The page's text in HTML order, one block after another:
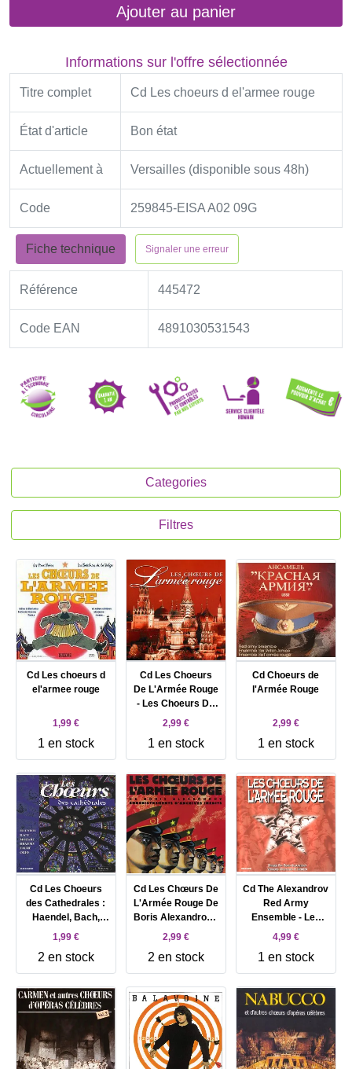
Ajouter au panier
Informations sur l'offre sélectionnée
Titre complet Cd Les choeurs d el'armee rouge
État d'article Bon état
Actuellement à Versailles (disponible sous 48h)
Code 259845-EISA A02 09G
Fiche technique Signaler une erreur
Référence 445472
Code EAN 4891030531543
Categories
Filtres
Cd Les choeurs d
el'armee rouge
1,99 €
1 en stock
Cd Les Choeurs
De L'Armée Rouge
- Les Choeurs De
L'Armée Rouge
2,99 €
1 en stock
Cd Choeurs de
l'Armée Rouge
2,99 €
1 en stock
Cd Les Choeurs
des Cathedrales :
Haendel, Bach,
Mozart, Brahms,
1,99 €
2 en stock
Cd Les Chœurs De
L'Armée Rouge De
Boris Alexandrov -
Enregistrements
(1992)
2,99 €
2 en stock
Cd The Alexandrov
Red Army
Ensemble - Les
Chœurs De
(1994)
4,99 €
1 en stock